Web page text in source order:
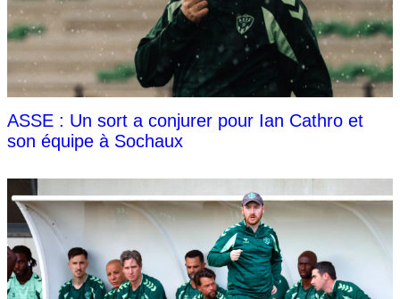
ASSE : Un sort a conjurer pour Ian Cathro et
son équipe à Sochaux